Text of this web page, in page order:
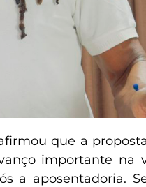
que a
importante na
a aposentadoria.